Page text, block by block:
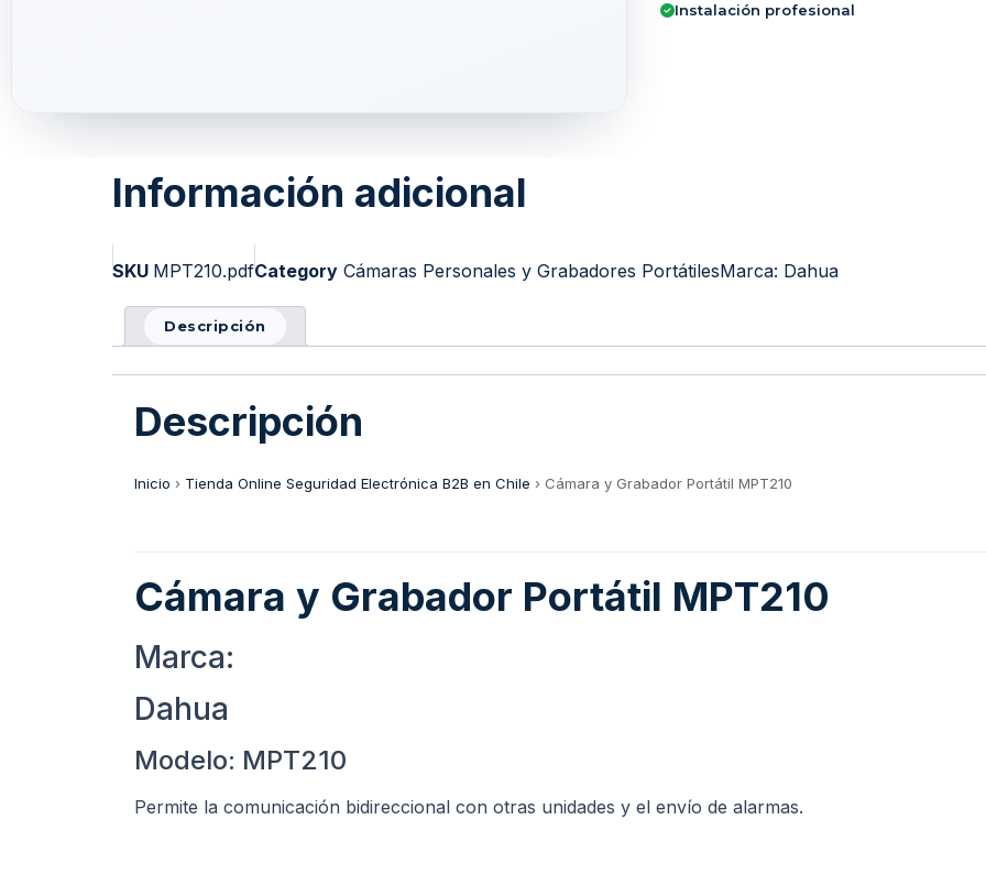
Instalación profesional
Información adicional
SKU MPT210.pdfCategory Cámaras Personales y Grabadores PortátilesMarca: Dahua
Descripción
Descripción
Inicio › Tienda Online Seguridad Electrónica B2B en Chile › Cámara y Grabador Portátil MPT210
Cámara y Grabador Portátil MPT210
Marca:
Dahua
Modelo: MPT210
Permite la comunicación bidireccional con otras unidades y el envío de alarmas.